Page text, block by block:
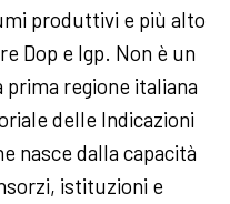
produttivi e più alto
Dop e Igp. Non è un
prima regione italiana
delle Indicazioni
nasce dalla capacità
istituzioni e